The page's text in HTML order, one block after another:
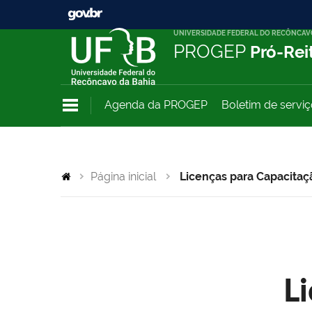
UNIVERSIDADE FEDERAL DO
PROGEP Pró-
Agenda da PROGEP Boletim de
Página inicial Licenças para